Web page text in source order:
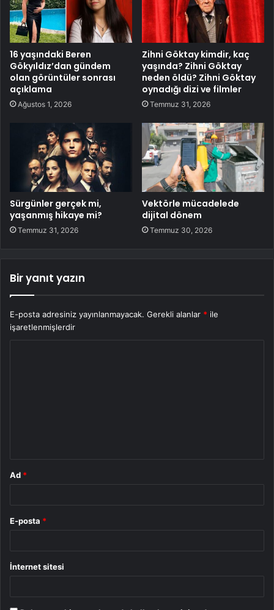
16 yaşındaki Beren
Gökyıldız’dan gündem
olan görüntüler sonrası
açıklama
Ağustos 1, 2026
Zihni Göktay kimdir, kaç
yaşında? Zihni Göktay
neden öldü? Zihni Göktay
oynadığı dizi ve filmler
Temmuz 31, 2026
Sürgünler gerçek mi,
yaşanmış hikaye mi?
Temmuz 31, 2026
Vektörle mücadelede
dijital dönem
Temmuz 30, 2026
Bir yanıt yazın
E-posta adresiniz yayınlanmayacak. Gerekli alanlar * ile
işaretlenmişlerdir
Ad *
E-posta *
İnternet sitesi